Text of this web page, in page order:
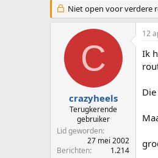
d
e
t
r
a
r
d
u
Niet open voor verdere
C
crazyheels
Terugkerende
gebruiker
Lid geworden
27 mei 2002
Berichten
1.214
12
Ik